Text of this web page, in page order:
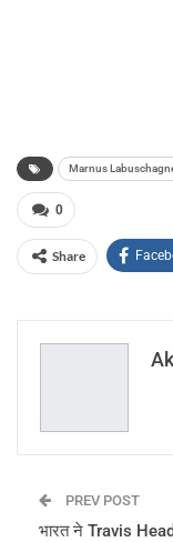
Marnus
0
Share
Email
PREV POST
भारत ने Travis